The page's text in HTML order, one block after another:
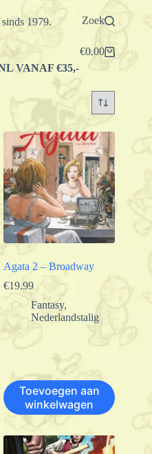
1979. Zoek
Winkelwagen
€0.00
VANAF €35,-
Agata 2 – Broadway
€19.99
Fantasy,
Nederlandstalig
Toevoegen aan
winkelwagen